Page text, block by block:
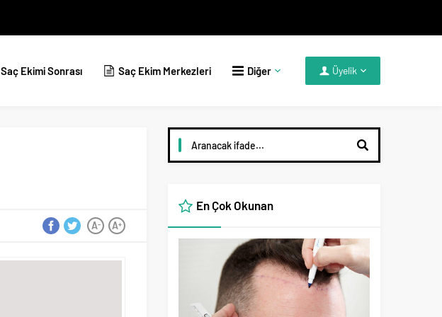
Saç Ekimi Sonrası Saç Ekim Merkezleri Diğer Üyelik
A+
A-
En Çok Okunan